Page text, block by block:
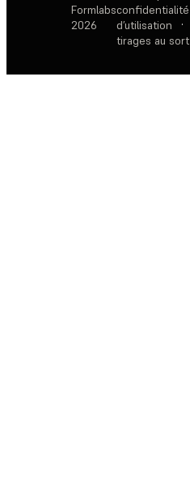
Formlabs
2026
confidentialité
d’utilisation
·
tirages au sort